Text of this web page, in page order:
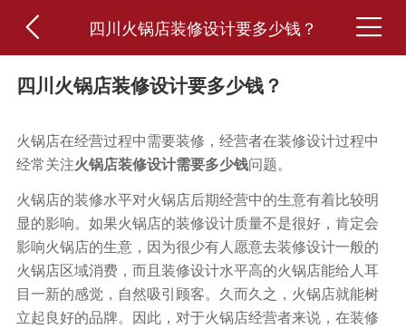
 四川火锅店装修设计要多少钱？ 
四川火锅店装修设计要多少钱？
火锅店在经营过程中需要装修，经营者在装修设计过程中
经常关注火锅店装修设计需要多少钱问题。
火锅店的装修水平对火锅店后期经营中的生意有着比较明
显的影响。如果火锅店的装修设计质量不是很好，肯定会
影响火锅店的生意，因为很少有人愿意去装修设计一般的
火锅店区域消费，而且装修设计水平高的火锅店能给人耳
目一新的感觉，自然吸引顾客。久而久之，火锅店就能树
立起良好的品牌。因此，对于火锅店经营者来说，在装修